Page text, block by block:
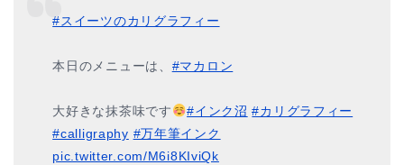
#スイーツのカリグラフィー
本日のメニューは、 #マカロン
大好きな抹茶味です #インク沼 #カリグラフィー
#calligraphy #万年筆インク
pic.twitter.com/M6i8KIviQk